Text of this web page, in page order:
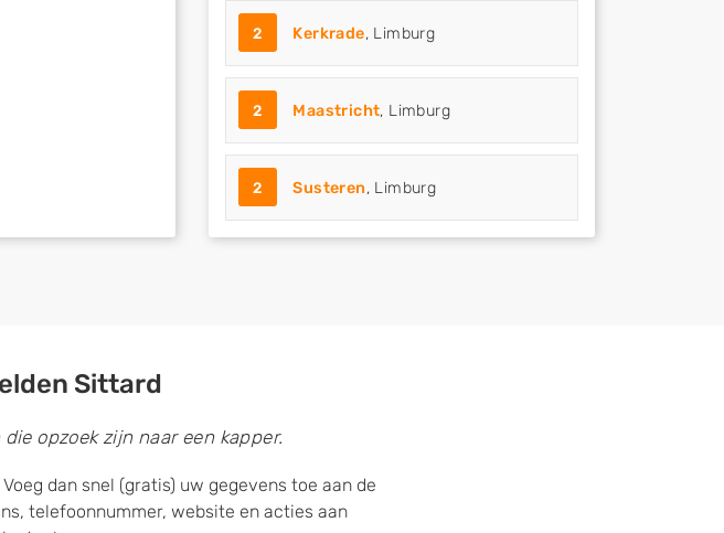
2 Kerkrade, Limburg
2 Maastricht, Limburg
2 Susteren, Limburg
Sittard
opzoek zijn naar een kapper.
dan snel (gratis) uw gegevens toe aan de
telefoonnummer, website en acties aan